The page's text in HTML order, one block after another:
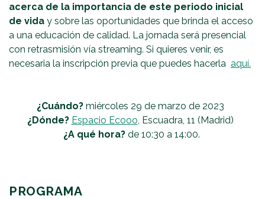
acerca de la importancia de este periodo inicial
de vida y sobre las oportunidades que brinda el acceso
a una educación de calidad. La jornada será presencial
con retrasmisión vía streaming. Si quieres venir, es
necesaria la inscripción previa que puedes hacerla aquí.
¿Cuándo?miércoles 29 de marzo de 2023
¿Dónde? Espacio Ecooo , Escuadra, 11 (Madrid)
¿A qué hora? de 10:30 a 14:00.
PROGRAMA